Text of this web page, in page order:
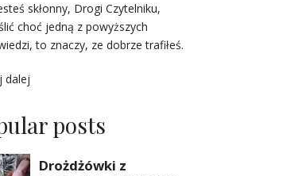
skłonny, Drogi Czytelniku,
choć jedną z powyższych
to znaczy, ze dobrze trafiłeś.
dalej
posts